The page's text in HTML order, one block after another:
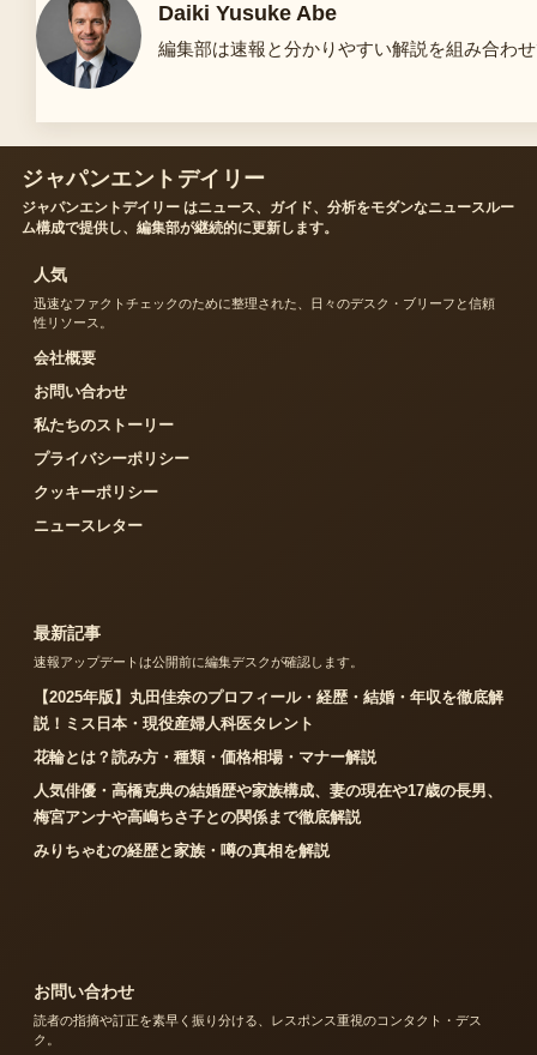
Daiki Yusuke Abe
編集部は速報と分かりやすい解説を組み合わ
ジャパンエントデイリー
ジャパンエントデイリー はニュース、ガイド、分析をモダンなニュースルー
ム構成で提供し、編集部が継続的に更新します。
人気
迅速なファクトチェックのために整理された、日々のデスク・ブリーフと信頼
性リソース。
会社概要
お問い合わせ
私たちのストーリー
プライバシーポリシー
クッキーポリシー
ニュースレター
最新記事
速報アップデートは公開前に編集デスクが確認します。
【2025年版】丸田佳奈のプロフィール・経歴・結婚・年収を徹底解
説！ミス日本・現役産婦人科医タレント
花輪とは？読み方・種類・価格相場・マナー解説
人気俳優・高橋克典の結婚歴や家族構成、妻の現在や17歳の長男、
梅宮アンナや高嶋ちさ子との関係まで徹底解説
みりちゃむの経歴と家族・噂の真相を解説
お問い合わせ
読者の指摘や訂正を素早く振り分ける、レスポンス重視のコンタクト・デス
ク。